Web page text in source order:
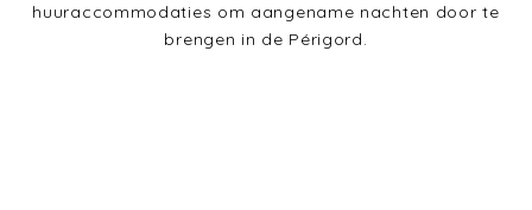
huuraccommodaties om aangename nachten door te
brengen in de Périgord.